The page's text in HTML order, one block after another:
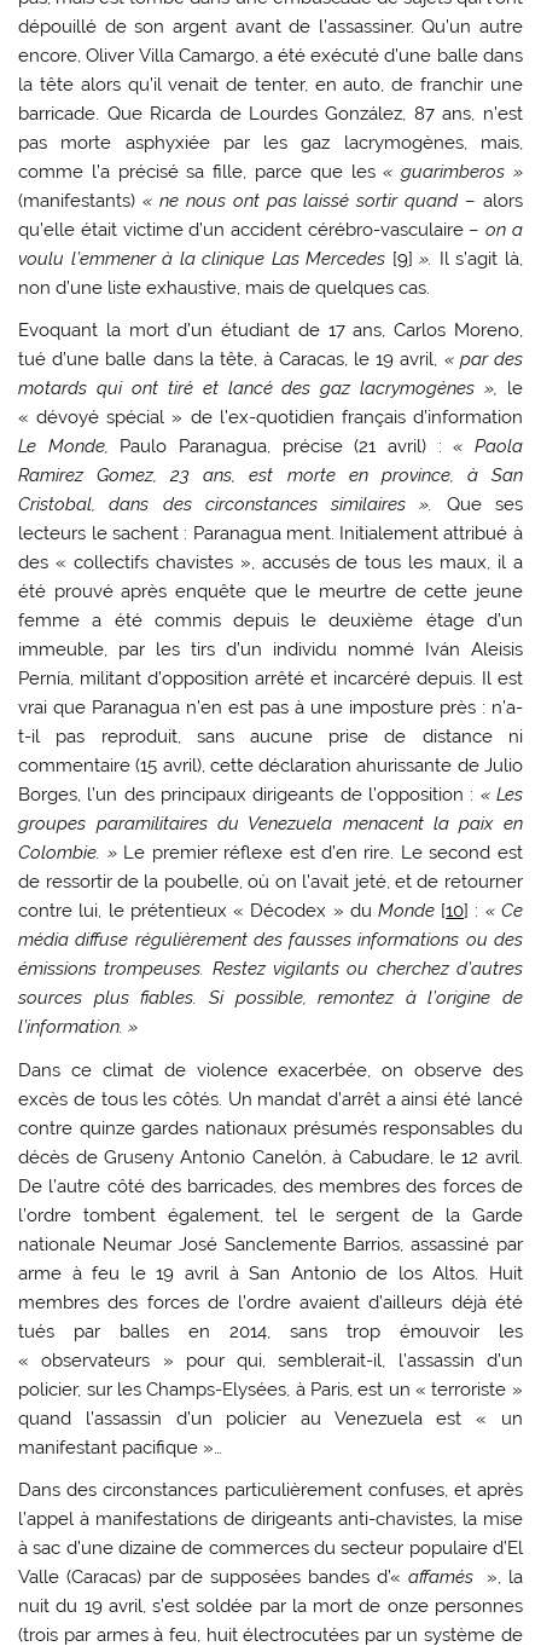
dépouillé de son argent avant de l’assassiner. Qu’un autre
encore, Oliver Villa Camargo, a été exécuté d’une balle dans
la tête alors qu’il venait de tenter, en auto, de franchir une
barricade. Que Ricarda de Lourdes González, 87 ans, n’est
pas morte asphyxiée par les gaz lacrymogènes, mais,
comme l’a précisé sa fille, parce que les« guarimberos »
(manifestants)« ne nous ont pas laissé sortir quand – alors
qu’elle était victime d’un accident cérébro-vasculaire –on a
voulu l’emmener à la clinique Las Mercedes [9] ». Il s’agit là,
non d’une liste exhaustive, mais de quelques cas.
Evoquant la mort d’un étudiant de 17 ans, Carlos Moreno,
tué d’une balle dans la tête, à Caracas, le 19 avril, « par des
motards qui ont tiré et lancé des gaz lacrymogènes », le
« dévoyé spécial » de l’ex-quotidien français d’information
Le Monde, Paulo Paranagua, précise (21 avril) :« Paola
Ramirez Gomez, 23 ans, est morte en province, à San
Cristobal, dans des circonstances similaires ».
Que ses
lecteurs le sachent : Paranagua ment. Initialement attribué à
des « collectifs chavistes », accusés de tous les maux, il a
été prouvé après enquête que le meurtre de cette jeune
femme a été commis depuis le deuxième étage d’un
immeuble, par les tirs d’un individu nommé Iván Aleisis
Pernía, militant d’opposition arrêté et incarcéré depuis. Il est
vrai que Paranagua n’en est pas à une imposture près : n’a-
t-il pas reproduit, sans aucune prise de distance ni
commentaire (15 avril), cette déclaration ahurissante de Julio
Borges, l’un des principaux dirigeants de l’opposition : « Les
groupes paramilitaires du Venezuela menacent la paix en
Colombie. » Le premier réflexe est d’en rire. Le second est
de ressortir de la poubelle, où on l’avait jeté, et de retourner
contre lui, le prétentieux « Décodex » du Monde[10] : « Ce
média diffuse régulièrement des fausses informations ou des
émissions trompeuses. Restez vigilants ou cherchez d’autres
sources plus fiables. Si possible, remontez à l’origine de
l’information. »
Dans ce climat de violence exacerbée, on observe des
excès de tous les côtés. Un mandat d’arrêt a ainsi été lancé
contre quinze gardes nationaux présumés responsables du
décès de Gruseny Antonio Canelón, à Cabudare, le 12 avril.
De l’autre côté des barricades, des membres des forces de
l’ordre tombent également, tel le sergent de la Garde
nationale Neumar José Sanclemente Barrios, assassiné par
arme à feu le 19 avril à San Antonio de los Altos. Huit
membres des forces de l’ordre avaient d’ailleurs déjà été
tués par balles en 2014, sans trop émouvoir les
« observateurs » pour qui, semblerait-il, l’assassin d’un
policier, sur les Champs-Elysées, à Paris, est un « terroriste »
quand l’assassin d’un policier au Venezuela est « un
manifestant pacifique »…
Dans des circonstances particulièrement confuses, et après
l’appel à manifestations de dirigeants anti-chavistes, la mise
à sac d’une dizaine de commerces du secteur populaire d’El
Valle (Caracas) par de supposées bandes d’« affamés
», la
nuit du 19 avril, s’est soldée par la mort de onze personnes
(trois par armes à feu, huit électrocutées par un système de